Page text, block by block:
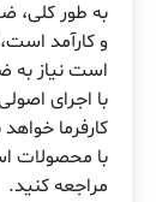
و کارآمد
است نیاز به
با اجرای
کارفرما
با محصولات
مراجعه کنید.